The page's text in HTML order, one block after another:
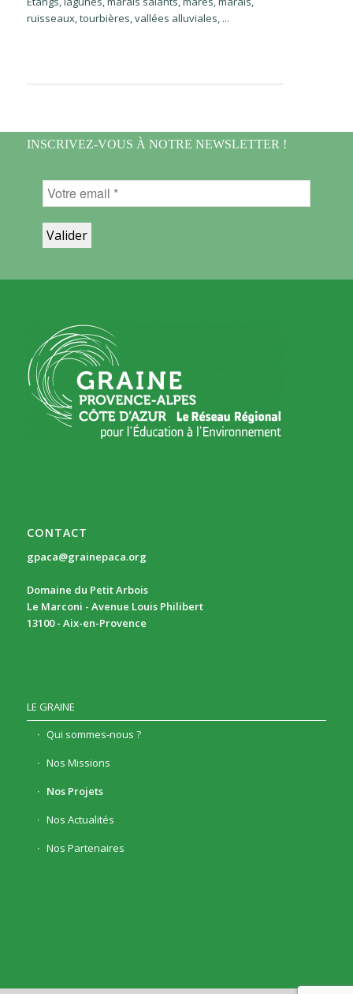
ruisseaux, tourbières, vallées alluviales, ...
INSCRIVEZ-VOUS À NOTRE NEWSLETTER !
CONTACT
gpaca@grainepaca.org
Domaine du Petit Arbois
Le Marconi - Avenue Louis Philibert
13100 - Aix-en-Provence
LE GRAINE
Qui sommes-nous ?
Nos Missions
Nos Projets
Nos Actualités
Nos Partenaires